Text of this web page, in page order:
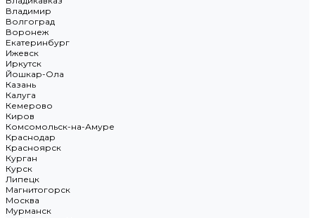
Владимир
Волгоград
Воронеж
Екатеринбург
Ижевск
Иркутск
Йошкар-Ола
Казань
Калуга
Кемерово
Киров
Комсомольск-на-Амуре
Краснодар
Красноярск
Курган
Курск
Липецк
Магнитогорск
Москва
Мурманск